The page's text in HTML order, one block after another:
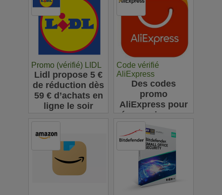
Promo (vérifié) LIDL
Lidl propose 5 €
de réduction dès
59 € d’achats en
ligne le soir
Code vérifié
AliExpress
Des codes
promo
AliExpress pour
économiser sur
vos achats en
ligne : jusqu'à
63€